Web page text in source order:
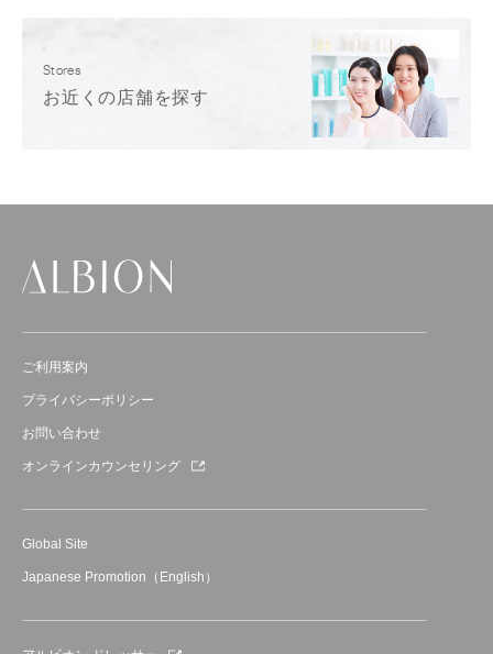
Stores
お近くの店舗を探す
ご利用案内
プライバシーポリシー
お問い合わせ
オンラインカウンセリング
Global Site
Japanese Promotion（English）